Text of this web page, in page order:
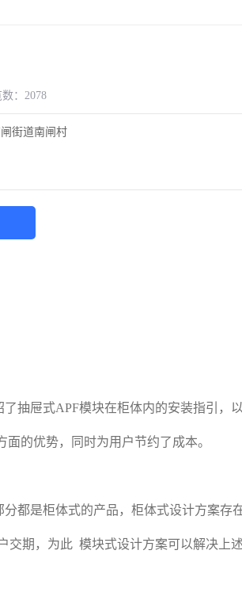
：2078
街道南闸村
抽屉式APF模块在柜体内的安装指引，
的优势，同时为用户节约了成本。
都是柜体式的产品，柜体式设计方案存
交期，为此 模块式设计方案可以解决上述